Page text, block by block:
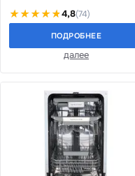
4,8(74)
ПОДРОБНЕЕ
далее